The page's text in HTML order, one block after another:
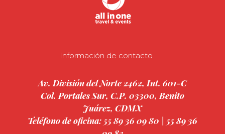
Información de contacto
Av. División del Norte 2462, Int. 601-C
Col. Portales Sur, C.P. 03300, Benito
Juárez, CDMX
Teléfono de oficina: 55 89 36 09 80 | 55 89 36